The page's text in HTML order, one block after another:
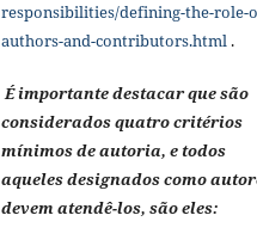
responsibilities/defining-the-role-
authors-and-contributors.html .
É importante destacar que são
considerados quatro critérios
mínimos de autoria, e todos
aqueles designados como
devem atendê-los, são eles: